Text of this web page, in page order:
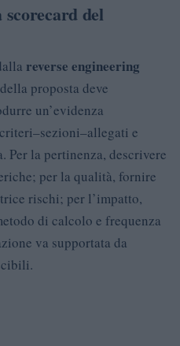
scorecard del
reverse engineering
proposta deve
un’evidenza
e
Per la pertinenza, descrivere
per la qualità, fornire
rischi; per l’impatto,
di calcolo e frequenza
va supportata da